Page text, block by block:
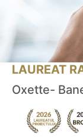
LAUREAT
Oxette-